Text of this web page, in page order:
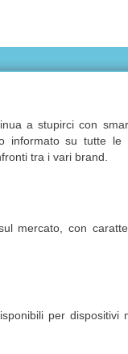
a stupirci con
informato su tutte le
tra i vari brand.
mercato, con
per dispositivi